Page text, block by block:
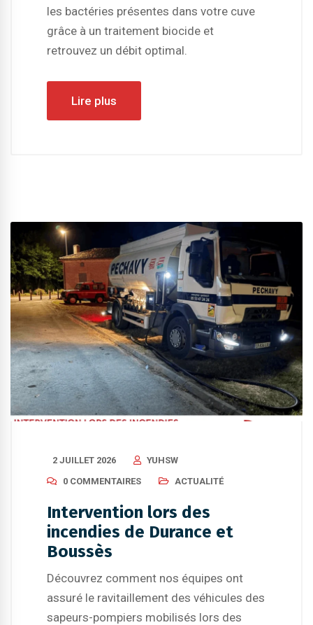
les bactéries présentes dans votre cuve
grâce à un traitement biocide et
retrouvez un débit optimal.
Lire plus
2 JUILLET 2026
YUHSW
0 COMMENTAIRES
ACTUALITÉ
Intervention lors des
incendies de Durance et
Boussès
Découvrez comment nos équipes ont
assuré le ravitaillement des véhicules des
sapeurs-pompiers mobilisés lors des